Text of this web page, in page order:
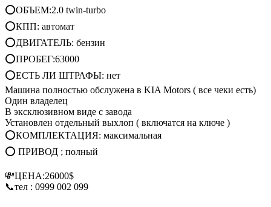
⭕ОБЪЕМ:2.0 twin-turbo
⭕КПП: автомат
⭕ДВИГАТЕЛЬ: бензин
⭕ПРОБЕГ:63000
⭕ЕСТЬ ЛИ ШТРАФЫ: нет
Машина полностью обслужена в KIA Motors ( все чеки есть)
Один владелец
В эксклюзивном виде с завода
Установлен отдельный выхлоп ( включатся на ключе )
⭕КОМПЛЕКТАЦИЯ: максимальная
⭕ ПРИВОД ; полный
💸ЦЕНА:26000$
📞тел : 0999 002 099